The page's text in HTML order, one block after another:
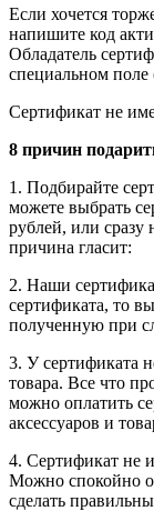
Если хочется
напишите код
Обладатель
специальном
Сертификат не
8 причин
1. Подбирайте
можете выбрать
рублей, или сразу
причина гласит:
2. Наши
сертификата, то
полученную при
3. У сертификата
товара. Все что
можно оплатить
аксессуаров и
4. Сертификат не
Можно спокойно
сделать